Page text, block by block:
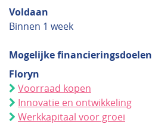
Voldaan
Binnen 1 week
Mogelijke financieringsdoelen
Floryn
Voorraad kopen
Innovatie en ontwikkeling
Werkkapitaal voor groei